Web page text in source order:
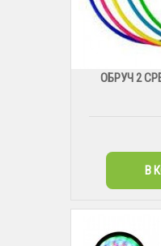
ОБРУЧ 2
В